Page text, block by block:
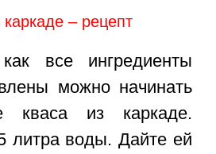
каркаде – рецепт
все ингредиенты
можно начинать
кваса из каркаде.
литра воды. Дайте ей